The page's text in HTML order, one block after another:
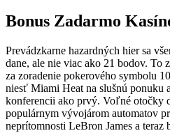
Bonus Zadarmo
Prevádzkarne hazardných hier sa
dane, ale nie viac ako 21 bodov. To
za zoradenie pokerového symbolu
niesť Miami Heat na slušnú ponuku
konferencii ako prvý. Voľné otočky
populárnym vývojárom automatov
neprítomnosti LeBron James a teraz